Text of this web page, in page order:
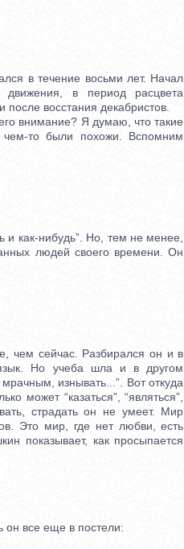
в течение восьми лет. Начал
в период расцвета
восстания декабристов.
внимание? Я думаю, что такие
то были похожи. Вспомним
и как-нибудь”. Но, тем не менее,
людей своего времени. Он
чем сейчас. Разбирался он и в
Но учеба шла и в другом
изнывать...”. Вот откуда
может “казаться”, “являться”,
страдать он не умеет. Мир
Это мир, где нет любви, есть
показывает, как просыпается
все еще в постели: